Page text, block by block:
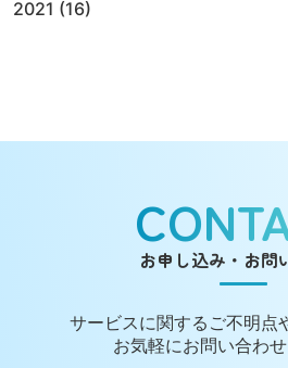
2021 (16)
お申し込み・お問
サービスに関する ご不明点
お気軽にお問い合わせ